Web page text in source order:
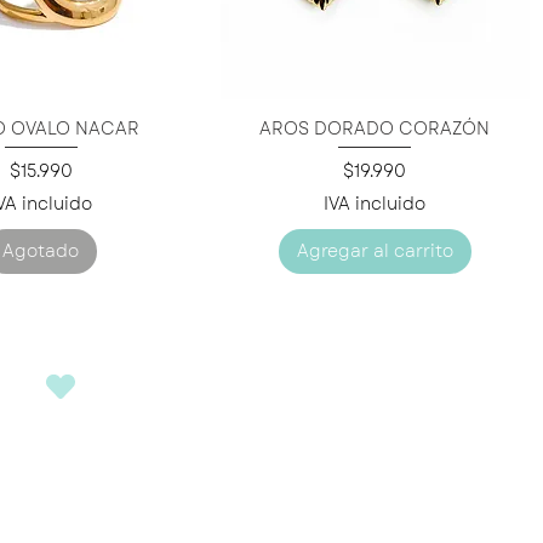
rápida
OVALO NACAR
Precio
$15.990
incluido
Agotado
Vista rápida
AROS DORADO CORAZÓN
Precio
$19.990
IVA incluido
Agregar al carrito